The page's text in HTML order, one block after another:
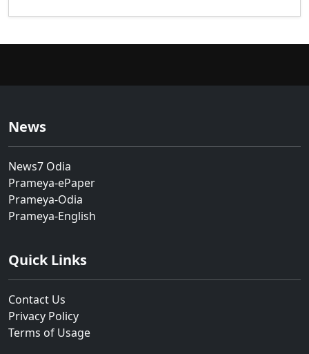
News
News7 Odia
Prameya-ePaper
Prameya-Odia
Prameya-English
Quick Links
Contact Us
Privacy Policy
Terms of Usage